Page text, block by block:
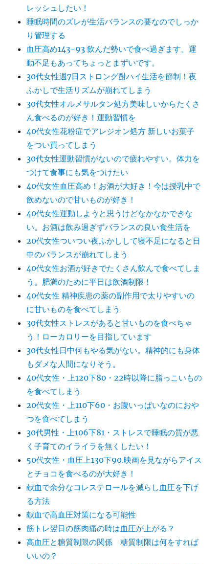
レッシュしたい！
睡眠時間のズレが生活バランスの要なのでしっか
り管理する
血圧高め143-93 飲んだ勢いで食べ過ぎます。運
動不足もあってちょっとまずいです。
30代女性週7日ストロング酎ハイ生活を節制！夜
ふかしで生活リズムが崩れてしまう
30代女性オルメサルタン処方美味しいからたくさ
ん食べるのが好き！運動習慣を
40代女性花粉症でアレジオン処方 新しいお菓子
をつい買ってしまう
30代女性運動習慣がないので疲れやすい。体力を
つけて食事にも気をつけたい
40代女性血圧高め！お酒が大好き！今は授乳中で
飲めないので甘いものが好き！
40代女性運動しようと思うけどなかなかできな
い。お酒は飲み過ぎずバランスの良い食生活を
20代女性ついつい夜ふかしして寝不足になると日
中のバランスが崩れてしまう
40代女性お酒が好きでたくさん飲んで食べてしま
う。肥満のために平日は飲酒制限！
40代女性 精神疾患の薬の副作用で太りやすいの
に甘いものを食べてしまう
30代女性ストレスがあると甘いものを食べちゃ
う！ローカロリーを目指しています
30代女性日中何もやる気がない。精神的にも身体
もダメな人間になりそう。
40代女性・上120下80・22時以降に脂っこいもの
を食べてしまう
20代女性・上110下60・お腹いっぱいなのにおや
つを食べてしまう
30代男性・上106下81・ストレスで睡眠の質が悪
く子育てのイライラを無くしたい！
50代女性・血圧上130下90.映画を見ながらアイス
とチョコを食べるのが大好き！
献血で余分なコレステロールを減らし血圧を下げ
る方法
献血で高血圧対策になる可能性
筋トレ翌日の筋肉痛の時は血圧が上がる？
高血圧と糖質制限の関係 糖質制限は何をすれば
いいの？